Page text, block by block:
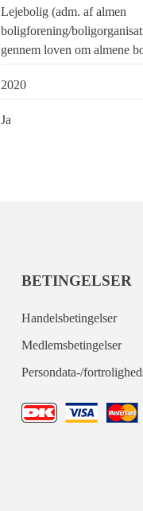
Lejebolig (adm. af almen
boligforening/
gennem loven om almene
2020
Ja
BETINGELSER
Handelsbetingelser
Medlemsbetingelser
Persondata-/